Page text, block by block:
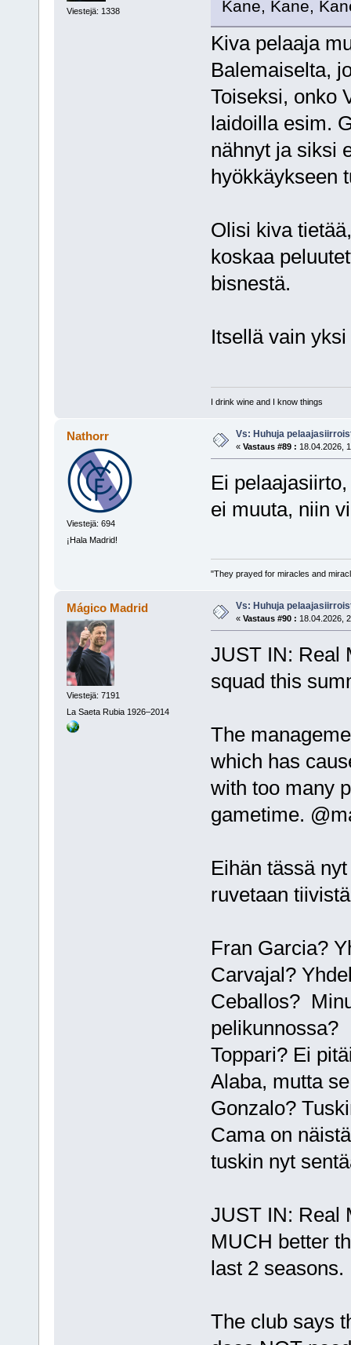
Viestejä: 1338
Kane, Kane,
Kiva pelaaja
Balemaiselta,
Toiseksi, onko
laidoilla esim.
nähnyt ja siksi
hyökkäykseen
Olisi kiva
koskaa
bisnestä.
Itsellä vain
I drink wine and I know things
Nathorr
Viestejä: 694
¡Hala Madrid!
Vs: Huhuja
« Vastaus #89 : 18.04.2026,
Ei
ei muuta, niin
"They prayed for miracles and
Mágico Madrid
Viestejä: 7191
La Saeta Rubia 1926–2014
Vs: Huhuja
« Vastaus #90 : 18.04.2026,
JUST IN: Real
squad this
The
which has
with too many
gametime.
Eihän tässä
ruvetaan
Fran Garcia?
Carvajal?
Ceballos?
pelikunnossa?
Toppari? Ei
Alaba, mutta
Gonzalo?
Cama on
tuskin nyt
JUST IN: Real
MUCH better
last 2 seasons.
The club says